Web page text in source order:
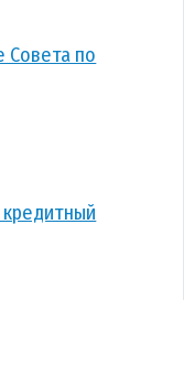
Совета по